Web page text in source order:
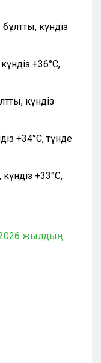
күндіз
+36°С,
күндіз
+34°С, түнде
+33°С,
2026 жылдың